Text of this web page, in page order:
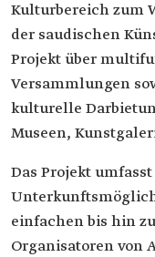
Kulturbereich zum
der saudischen
Projekt über
Versammlungen
kulturelle
Museen,
Das Projekt
einfachen bis hin
Organisatoren von